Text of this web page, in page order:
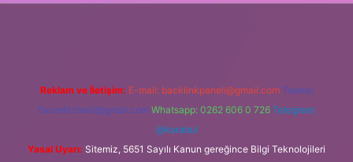
Reklam ve İletişim: E-mail: backlinkpaneli@gmail.com Teams:
forumhizmeti@gmail.com Whatsapp: 0262 606 0 726 Telegram:
@karabul
Yasal Uyarı: Sitemiz, 5651 Sayılı Kanun gereğince Bilgi Teknolojileri